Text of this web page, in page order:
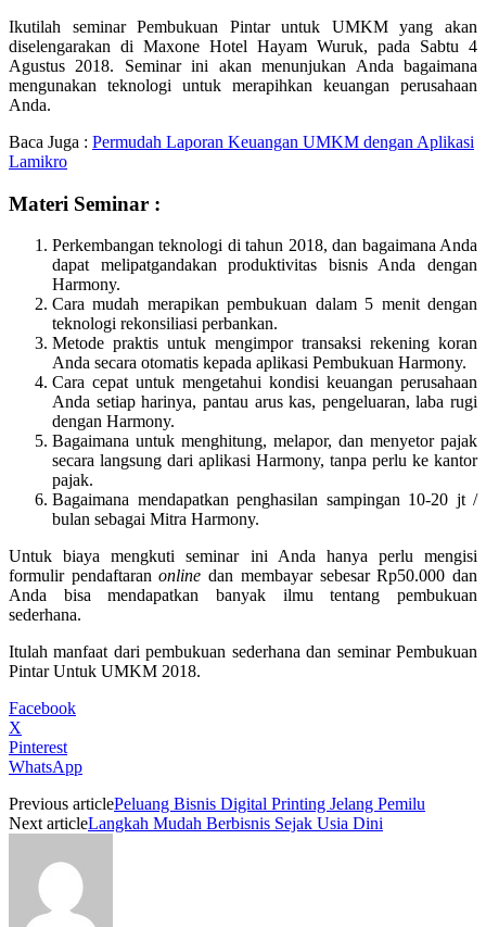
Ikutilah seminar Pembukuan Pintar untuk UMKM yang akan
diselengarakan di Maxone Hotel Hayam Wuruk, pada Sabtu 4
Agustus 2018. Seminar ini akan menunjukan Anda bagaimana
mengunakan teknologi untuk merapihkan keuangan perusahaan
Anda.
Baca Juga : Permudah Laporan Keuangan UMKM dengan Aplikasi
Lamikro
Materi Seminar :
Perkembangan teknologi di tahun 2018, dan bagaimana Anda
dapat melipatgandakan produktivitas bisnis Anda dengan
Harmony.
Cara mudah merapikan pembukuan dalam 5 menit dengan
teknologi rekonsiliasi perbankan.
Metode praktis untuk mengimpor transaksi rekening koran
Anda secara otomatis kepada aplikasi Pembukuan Harmony.
Cara cepat untuk mengetahui kondisi keuangan perusahaan
Anda setiap harinya, pantau arus kas, pengeluaran, laba rugi
dengan Harmony.
Bagaimana untuk menghitung, melapor, dan menyetor pajak
secara langsung dari aplikasi Harmony, tanpa perlu ke kantor
pajak.
Bagaimana mendapatkan penghasilan sampingan 10-20 jt /
bulan sebagai Mitra Harmony.
Untuk biaya mengkuti seminar ini Anda hanya perlu mengisi
formulir pendaftaranonline dan membayar sebesar Rp50.000 dan
Anda bisa mendapatkan banyak ilmu tentang pembukuan
sederhana.
Itulah manfaat dari pembukuan sederhana dan seminar Pembukuan
Pintar Untuk UMKM 2018.
Facebook
X
Pinterest
WhatsApp
Previous articlePeluang Bisnis Digital Printing Jelang Pemilu
Next articleLangkah Mudah Berbisnis Sejak Usia Dini